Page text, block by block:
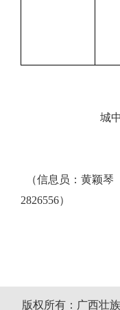
城
（信息员：黄颖
2826556）
版权所有：广西壮